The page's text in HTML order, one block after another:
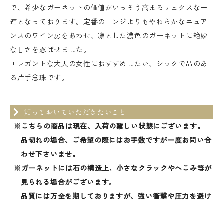
で、希少なガーネットの価値がいっそう高まるリュクスな一
連となっております。定番のエンジよりもやわらかなニュア
ンスのワイン房をあわせ、凛とした濃色のガーネットに絶妙
な甘さを忍ばせました。
エレガントな大人の女性におすすめしたい、シックで品のあ
る片手念珠です。
知っておいていただきたいこと
※こちらの商品は現在、入荷の難しい状態にございます。
品切れの場合、ご希望の際にはお手数ですが一度お問い合
わせ下さいませ。
※ガーネットには石の構造上、小さなクラックやへこみ等が
見られる場合がございます。
品質には万全を期しておりますが、強い衝撃や圧力を避け